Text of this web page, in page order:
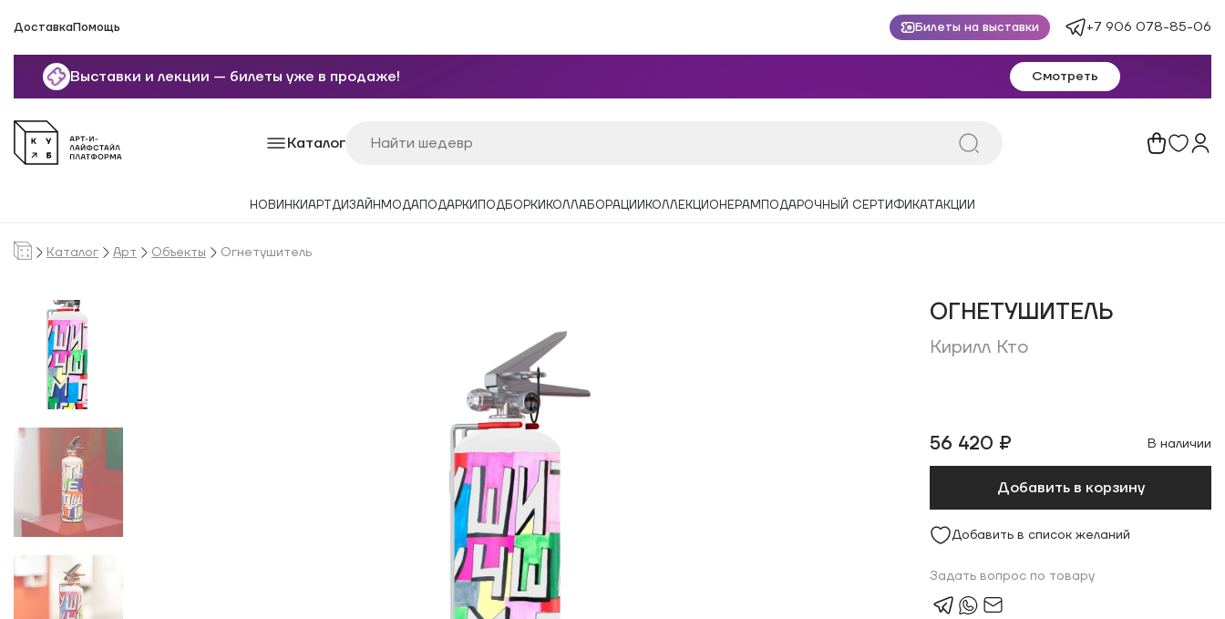
ДоставкаПомощь Билеты на выставки +7 906 078-85-06
Выставки и лекции — билеты уже в продаже! Смотреть
Каталог
НОВИНКИАРТДИЗАЙН МОДАПОДАРКИ ПОДБОРКИ КОЛЛАБОРАЦИИ КОЛЛЕКЦИОНЕРАМ ПОДАРОЧНЫЙ СЕРТИФИКАТАКЦИИ
Каталог Арт Объекты Огнетушитель
ОГНЕТУШИТЕЛЬ
Кирилл Кто
56 420 ₽ В наличии
Добавить в корзину
Добавить в список желаний
Задать вопрос по товару